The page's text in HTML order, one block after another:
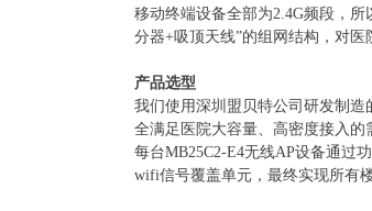
移动终端设备全部为2.4G频段，所
分器+吸顶天线”的组网结构，对医
产品选型
我们使用深圳盟贝特公司研发制造
全满足医院大容量、高密度接入的
每台MB25C2-E4无线AP设备通过
wifi信号覆盖单元，最终实现所有